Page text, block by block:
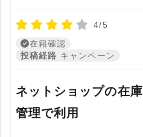
4/5
在籍確認
投稿経路 キャンペーン
ネットショップの在
管理で利用